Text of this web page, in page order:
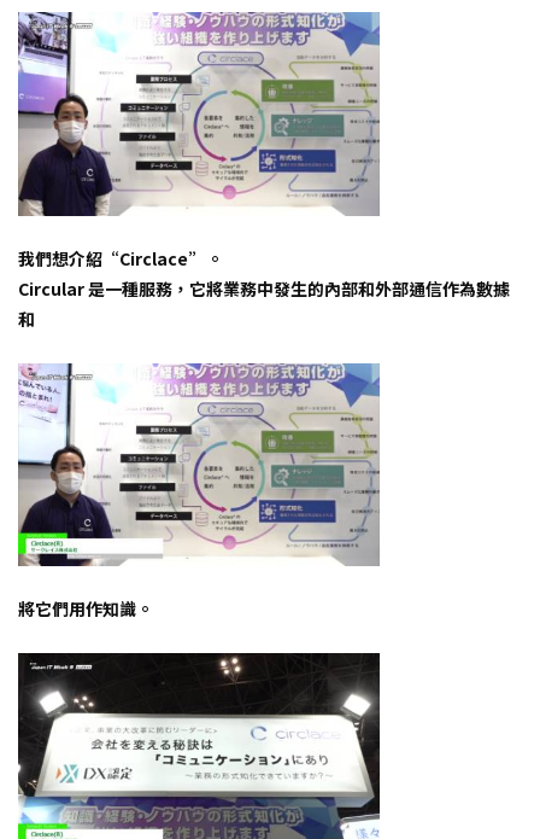
我們想介紹“Circlace”。
Circular 是一種服務，它將業務中發生的內部和外部通信作為數據
和
將它們用作知識。